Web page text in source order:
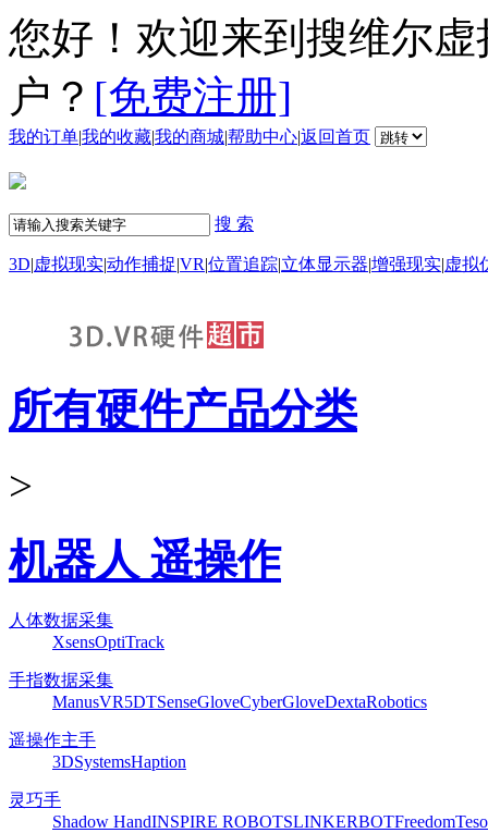
您好！欢迎来到搜维尔
户？ [免费注册]
我的订单|我的收藏|我的商城|帮助中心|返回首页
搜 索
3D|虚拟现实|动作捕捉|VR|位置追踪|立体显示器|增强现实|虚拟
所有硬件产品分类
>
机器人 遥操作
人体数据采集
XsensOptiTrack
手指数据采集
ManusVR5DTSenseGloveCyberGloveDextaRobotics
遥操作主手
3DSystemsHaption
灵巧手
Shadow HandINSPIRE ROBOTSLINKERBOTFreedom